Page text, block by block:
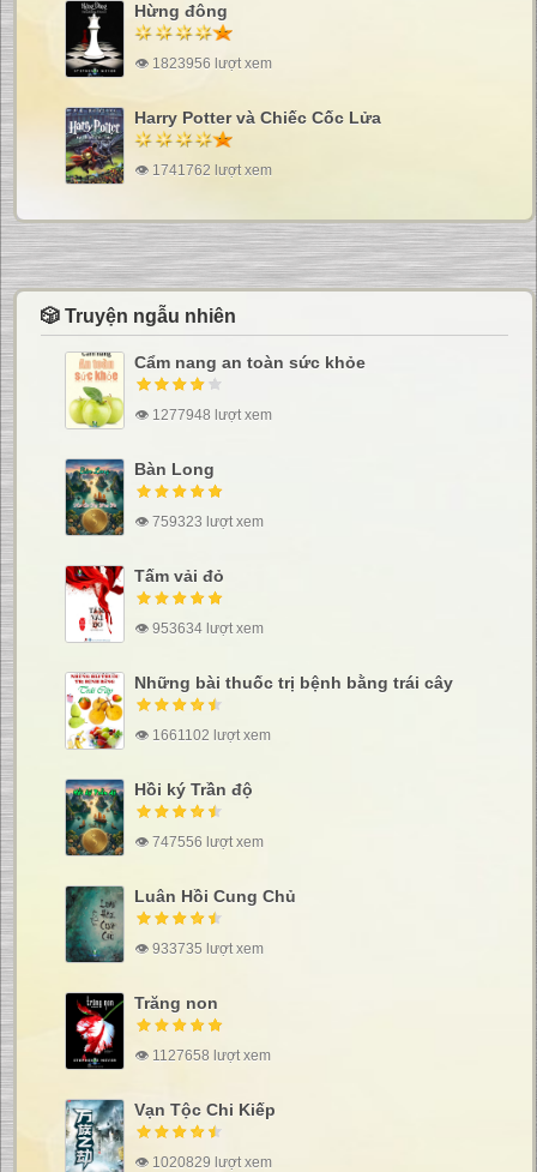
Hừng đông
👁 1823956 lượt xem
Harry Potter và Chiếc Cốc Lửa
👁 1741762 lượt xem
🎲 Truyện ngẫu nhiên
Cẩm nang an toàn sức khỏe
👁 1277948 lượt xem
Bàn Long
👁 759323 lượt xem
Tấm vải đỏ
👁 953634 lượt xem
Những bài thuốc trị bệnh bằng trái cây
👁 1661102 lượt xem
Hồi ký Trần độ
👁 747556 lượt xem
Luân Hồi Cung Chủ
👁 933735 lượt xem
Trăng non
👁 1127658 lượt xem
Vạn Tộc Chi Kiếp
👁 1020829 lượt xem